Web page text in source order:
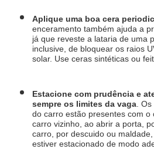
Aplique uma boa cera
enceramento também ajuda a
já que reveste a lataria de uma
inclusive, de bloquear os raios
solar. Use ceras sintéticas ou
Estacione com prudência e
sempre os limites da vaga .
do carro estão presentes com o
carro vizinho, ao abrir a porta,
carro, por descuido ou
estiver estacionado de modo